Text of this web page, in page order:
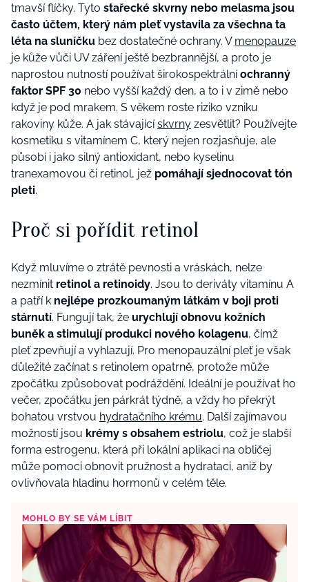
tmavší flíčky. Tyto stařecké skvrny nebo melasma jsou
často účtem, který nám pleť vystavila za všechna ta
léta na sluníčku bez dostatečné ochrany. V menopauze
je kůže vůči UV záření ještě bezbrannější, a proto je
naprostou nutností používat širokospektrálníochranný
faktor SPF 30 nebo vyšší každý den, a to i v zimě nebo
když je pod mrakem. S věkem roste riziko vzniku
rakoviny kůže. A jak stávajícískvrny zesvětlit? Používejte
kosmetiku s vitamínem C, který nejen rozjasňuje, ale
působí i jako silný antioxidant, nebo kyselinu
tranexamovou či retinol, jež pomáhají sjednocovat tón
pleti.
Proč si pořídit retinol
Když mluvíme o ztrátě pevnosti a vráskách, nelze
nezmínit retinol a retinoidy. Jsou to deriváty vitamínu A
a patří k nejlépe prozkoumaným látkám v boji proti
stárnutí. Fungují tak, že urychlují obnovu kožních
buněk a stimulují produkci nového kolagenu, čímž
pleť zpevňují a vyhlazují. Pro menopauzální pleť je však
důležité začínat s retinolem opatrně, protože může
zpočátku způsobovat podráždění. Ideální je používat ho
večer, zpočátku jen párkrát týdně, a vždy ho překrýt
bohatou vrstvou hydratačního krému. Další zajímavou
možností jsou krémy s obsahem estriolu, což je slabší
forma estrogenu, která při lokální aplikaci na obličej
může pomoci obnovit pružnost a hydrataci, aniž by
ovlivňovala hladinu hormonů v celém těle.
MOHLO BY SE VÁM LÍBIT